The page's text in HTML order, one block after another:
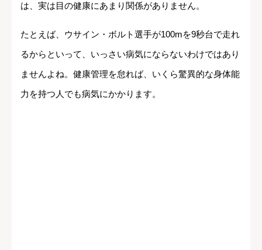
は、実は目の健康にあまり関係がありません。
たとえば、ウサイン・ボルト選手が100mを9秒台で走れ
るからといって、いっさい病気にならないわけではあり
ませんよね。健康管理を怠れば、いくら驚異的な身体能
力を持つ人でも病気にかかります。